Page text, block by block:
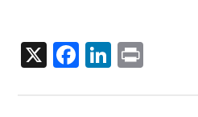
X Facebook
LinkedIn